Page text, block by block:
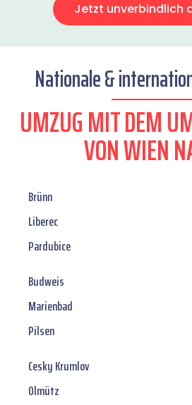
Jetzt unverbindlich
Nationale &
UMZUG MIT DEM
VON WIEN
Brünn
Liberec
Pardubice
Budweis
Marienbad
Pilsen
Cesky Krumlov
Olmütz